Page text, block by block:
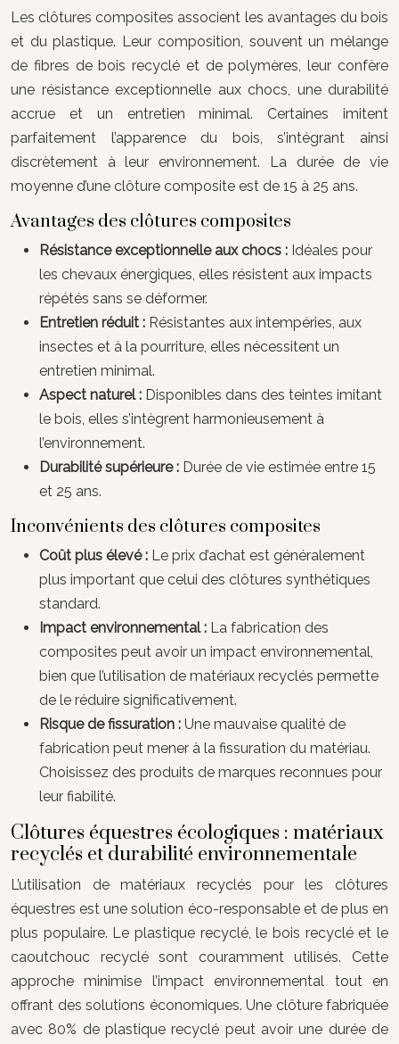
Les clôtures composites associent les avantages du bois
et du plastique. Leur composition, souvent un mélange
de fibres de bois recyclé et de polymères, leur confère
une résistance exceptionnelle aux chocs, une durabilité
accrue et un entretien minimal. Certaines imitent
parfaitement l’apparence du bois, s’intégrant ainsi
discrètement à leur environnement. La durée de vie
moyenne d’une clôture composite est de 15 à 25 ans.
Avantages des clôtures composites
Résistance exceptionnelle aux chocs : Idéales pour
les chevaux énergiques, elles résistent aux impacts
répétés sans se déformer.
Entretien réduit : Résistantes aux intempéries, aux
insectes et à la pourriture, elles nécessitent un
entretien minimal.
Aspect naturel : Disponibles dans des teintes imitant
le bois, elles s’intègrent harmonieusement à
l’environnement.
Durabilité supérieure : Durée de vie estimée entre 15
et 25 ans.
Inconvénients des clôtures composites
Coût plus élevé : Le prix d’achat est généralement
plus important que celui des clôtures synthétiques
standard.
Impact environnemental : La fabrication des
composites peut avoir un impact environnemental,
bien que l’utilisation de matériaux recyclés permette
de le réduire significativement.
Risque de fissuration : Une mauvaise qualité de
fabrication peut mener à la fissuration du matériau.
Choisissez des produits de marques reconnues pour
leur fiabilité.
Clôtures équestres écologiques : matériaux
recyclés et durabilité environnementale
L’utilisation de matériaux recyclés pour les clôtures
équestres est une solution éco-responsable et de plus en
plus populaire. Le plastique recyclé, le bois recyclé et le
caoutchouc recyclé sont couramment utilisés. Cette
approche minimise l’impact environnemental tout en
offrant des solutions économiques. Une clôture fabriquée
avec 80% de plastique recyclé peut avoir une durée de